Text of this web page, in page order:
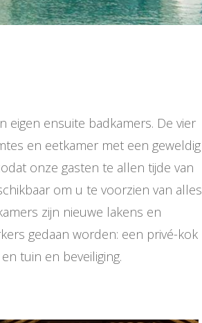
eigen ensuite badkamers. De vier
en eetkamer met een geweldig
onze gasten te allen tijde van
om u te voorzien van alles
zijn nieuwe lakens en
gedaan worden: een privé-kok
tuin en beveiliging.